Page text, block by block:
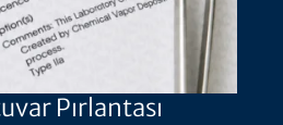
Pırlantası